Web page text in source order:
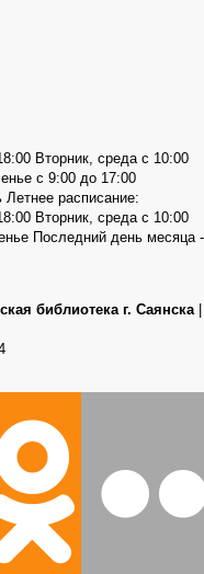
Вторник, среда с 10:00
с 9:00 до 17:00
расписание:
Вторник, среда с 10:00
Последний день месяца -
библиотека г. Саянска